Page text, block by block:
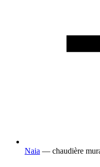
Naia — chaudière